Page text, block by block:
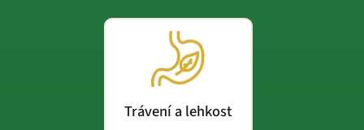
Trávení a lehkost